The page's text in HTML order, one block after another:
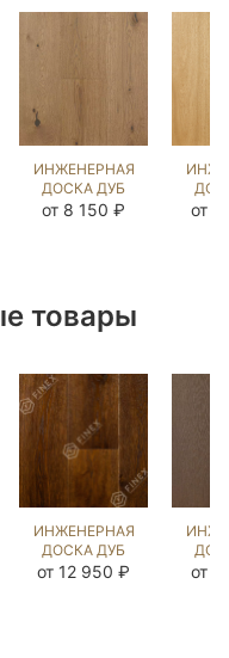
ИНЖЕНЕРНАЯ
ДОСКА ДУБ
РЕЧИНТО
от 8 150 ₽ от
товары
ИНЖЕНЕРНАЯ
ДОСКА ДУБ
XVII ВЕК
от 12 950 ₽ от